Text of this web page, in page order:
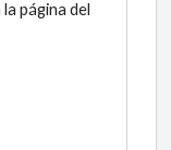
página del